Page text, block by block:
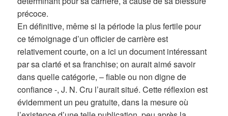
précoce.
En définitive, même si la période la plus fertile pour
ce témoignage d’un officier de carrière est
relativement courte, on a ici un document intéressant
par sa clarté et sa franchise; on aurait aimé savoir
dans quelle catégorie, – fiable ou non digne de
confiance -, J. N. Cru l’aurait situé. Cette réflexion est
évidemment un peu gratuite, dans la mesure où